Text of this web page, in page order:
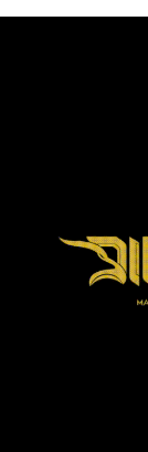
sendiri, Los
Ini kali kedua
klub terbaik
2001-2010.